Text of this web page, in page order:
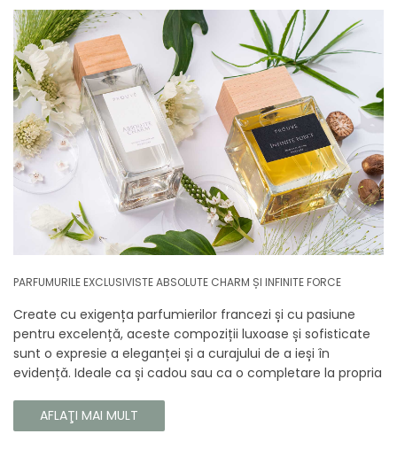
PARFUMURILE EXCLUSIVISTE ABSOLUTE CHARM ȘI INFINITE FORCE
Create cu exigența parfumierilor francezi și cu pasiune
pentru excelență, aceste compoziții luxoase și sofisticate
sunt o expresie a eleganței și a curajului de a ieși în
evidență. Ideale ca și cadou sau ca o completare la propria
să atragă atenția și să emane un caracter unic și puternic.
AFLAŢI MAI MULT